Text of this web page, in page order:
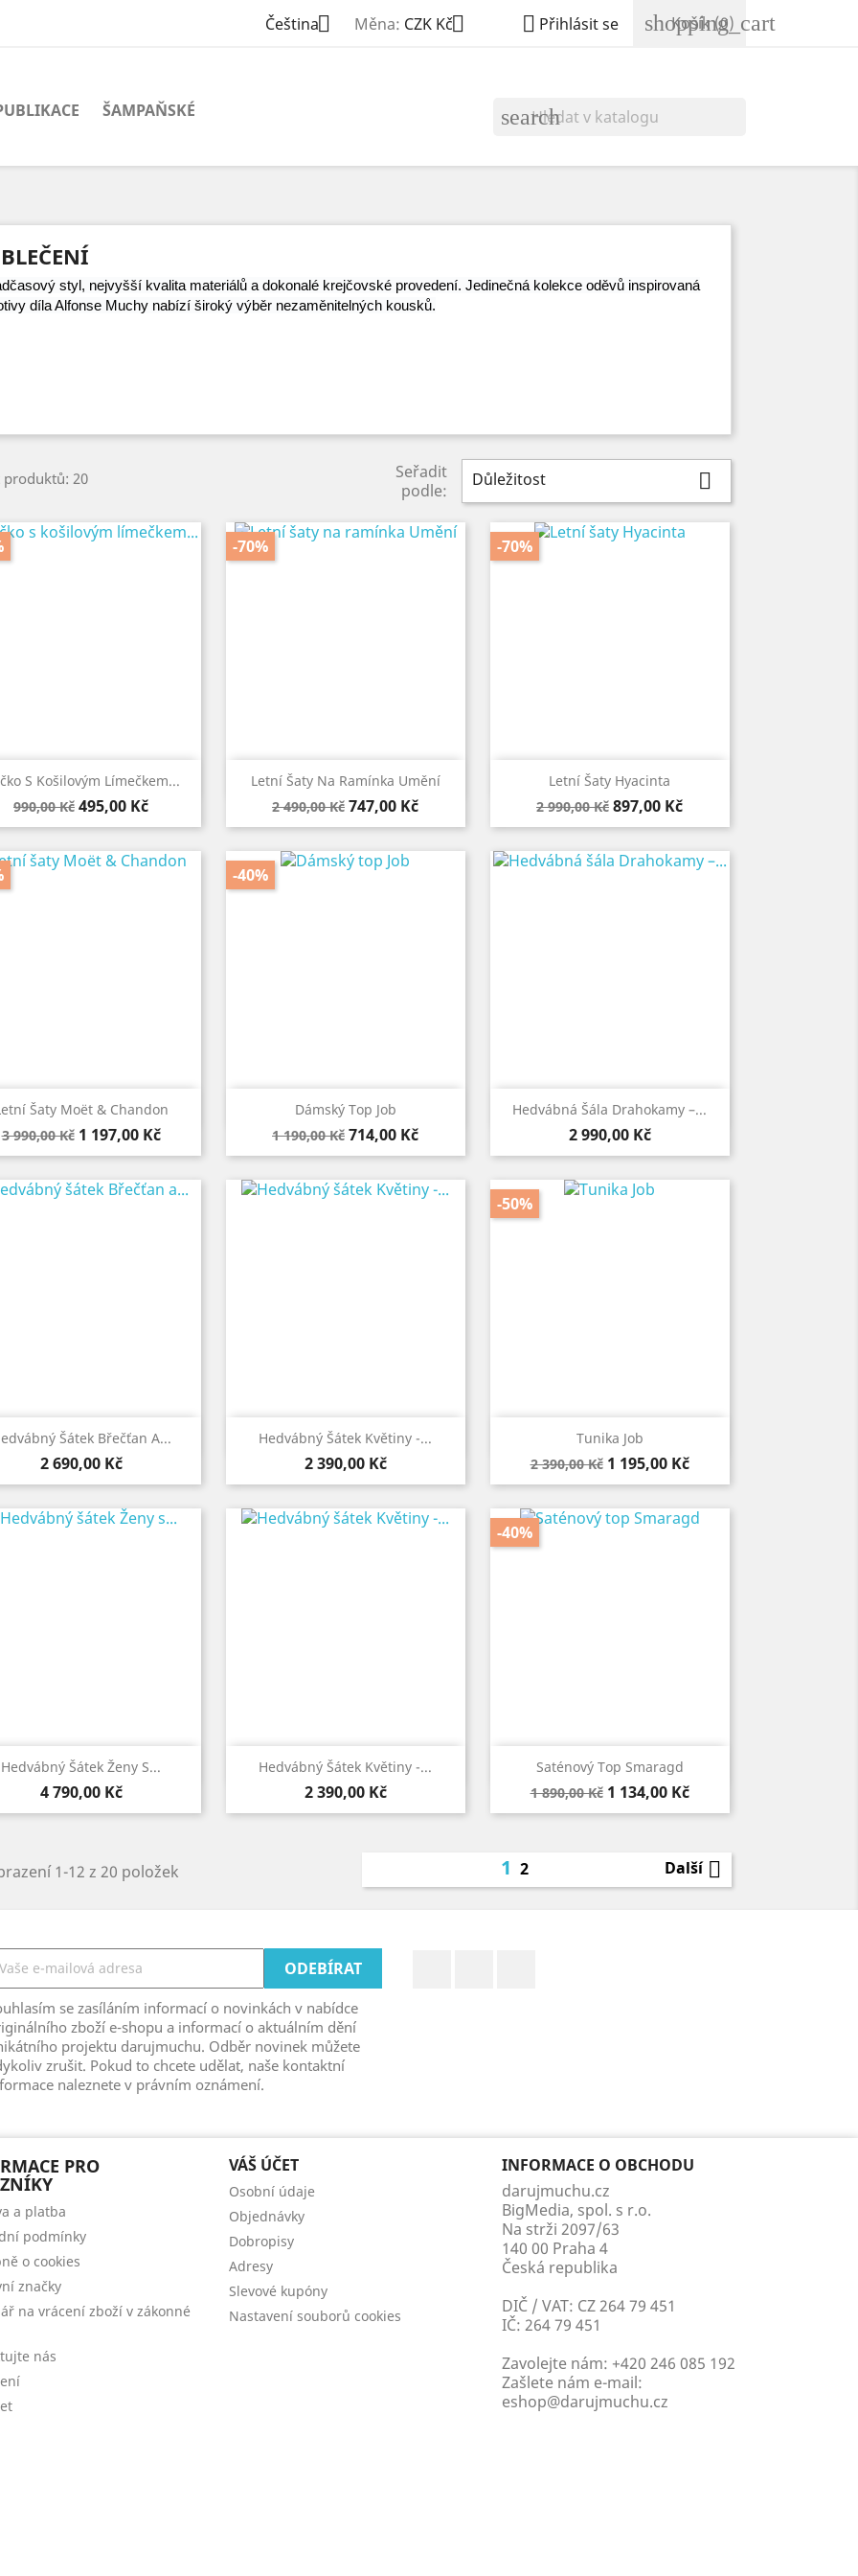
Čeština Měna: CZK Kč  Přihlásit se shopping_cart
Košík(0)
ŠAMPAŇSKÉ search
styl, nejvyšší kvalita materiálů a dokonalé krejčovské provedení. Jedinečná kolekce oděvů inspirovaná
díla Alfonse Muchy nabízí široký výběr nezaměnitelných kousků.
produktů: 20
Seřadit
podle:
Důležitost 
S Košilovým Límečkem...
Běžná
cena
990,00 Kč Cena
495,00 Kč
 Rychlý náhled Letní Šaty Na Ramínka Umění
Běžná
cena
2 490,00 Kč Cena
747,00 Kč
-70%
 Rychlý náhled Letní Šaty Hyacinta
Běžná
cena
2 990,00 Kč Cena
897,00 Kč
-70%
 Rychlý náhled
Šaty Moët & Chandon
Běžná
cena
3 990,00 Kč Cena
1 197,00 Kč
 Rychlý náhled Dámský Top Job
Běžná
cena
1 190,00 Kč Cena
714,00 Kč
-40%
 Rychlý náhled Hedvábná Šála Drahokamy –...
Cena
2 990,00 Kč
 Rychlý náhled
Šátek Břečťan A...
Cena
2 690,00 Kč
 Rychlý náhled Hedvábný Šátek Květiny -...
Cena
2 390,00 Kč
 Rychlý náhled Tunika Job
Běžná
cena
2 390,00 Kč Cena
1 195,00 Kč
-50%
Rychlý náhled
Hedvábný Šátek Ženy S...
Cena
4 790,00 Kč
 Rychlý náhled Hedvábný Šátek Květiny -...
Cena
2 390,00 Kč
 Rychlý náhled Saténový Top Smaragd
Běžná
cena
1 890,00 Kč Cena
1 134,00 Kč
-40%
 Rychlý náhled
1-12 z 20 položek 12 Další 
se zasíláním informací o novinkách v nabídce
zboží e-shopu a informací o aktuálním dění
projektu darujmuchu. Odběr novinek můžete
zrušit. Pokud to chcete udělat, naše kontaktní
naleznete v právním oznámení.
PRO
a platba
podmínky
o cookies
značky
na vrácení zboží v zákonné
nás
VÁŠ ÚČET
Osobní údaje
Objednávky
Dobropisy
Adresy
Slevové kupóny
Nastavení souborů cookies
INFORMACE O OBCHODU
darujmuchu.cz
BigMedia, spol. s r.o.
Na strži 2097/63
140 00 Praha 4
Česká republika
DIČ / VAT: CZ 264 79 451
IČ: 264 79 451
Zavolejte nám: +420 246 085 192
Zašlete nám e-mail:
eshop@darujmuchu.cz